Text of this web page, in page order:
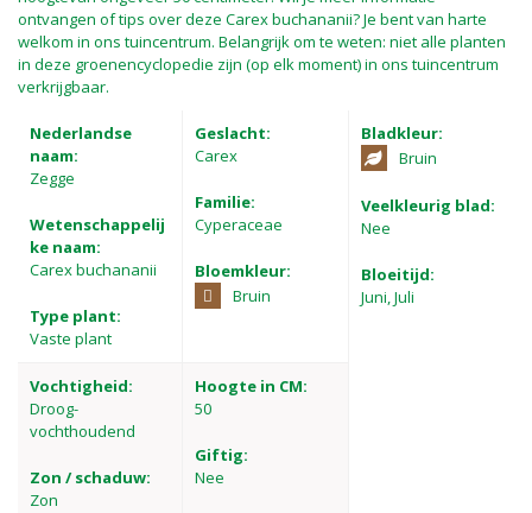
ontvangen of tips over deze Carex buchananii? Je bent van harte
welkom in ons tuincentrum. Belangrijk om te weten: niet alle planten
in deze groenencyclopedie zijn (op elk moment) in ons tuincentrum
verkrijgbaar.
Nederlandse
naam:
Zegge
Wetenschappelij
ke naam:
Carex buchananii
Type plant:
Vaste plant
Geslacht:
Carex
Familie:
Cyperaceae
Bloemkleur:
Bruin
Bladkleur:
Bruin
Veelkleurig blad:
Nee
Bloeitijd:
Juni, Juli
Vochtigheid:
Droog-
vochthoudend
Zon / schaduw:
Zon
Hoogte in CM:
50
Giftig:
Nee